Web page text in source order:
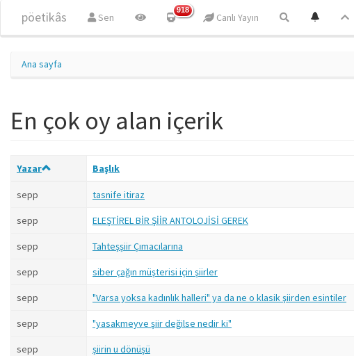
pöetikâs Sen
918
Canlı Yayın
Ana sayfa
En çok oy alan içerik
Yazar Başlık
sepp tasnife itiraz
sepp ELEŞTİREL BİR ŞİİR ANTOLOJİSİ GEREK
sepp Tahteşşiir Çımacılarına
sepp siber çağın müşterisi için şiirler
sepp "Varsa yoksa kadınlık halleri" ya da ne o klasik şiirden esintiler
sepp "yasakmeyve şiir değilse nedir ki"
sepp şiirin u dönüşü